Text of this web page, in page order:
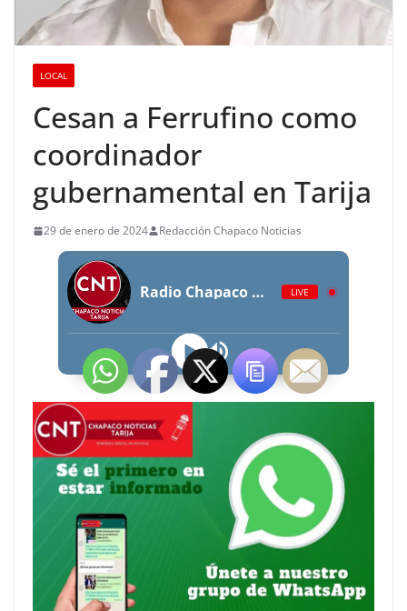
LOCAL
Cesan a Ferrufino como
coordinador
gubernamental en Tarija
29 de enero de 2024 Redacción Chapaco Noticias
Radio Chapaco Noticias Las 24 horas en vivo LIVE